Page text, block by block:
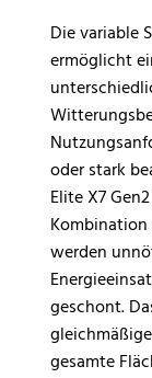
Die variable
ermöglicht
oder stark
Elite X7
werden
geschont.
gesamte